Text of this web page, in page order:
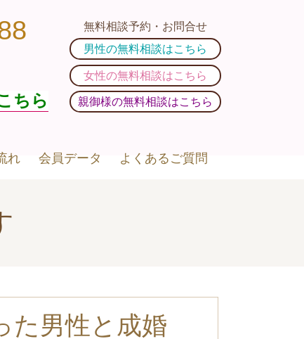
ちら
無料相談予約・お問合せ
男性の無料相談はこちら
女性の無料相談はこちら
親御様の無料相談はこちら
れ 会員データ よくあるご質問
た男性と成婚